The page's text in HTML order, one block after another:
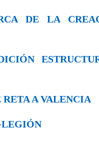
DE LA
A VALENCIA
LEGΙÓΝ